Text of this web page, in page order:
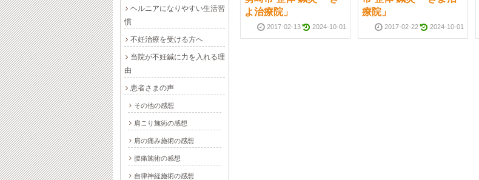
2016-01-22 2024-10-01 2016-01-29 2024-10-01
よ治療院」
2017-02-13 2024-10-01
療院」
2017-02-22 2024-10-01
伊勢崎市 自律神経の
簡単セルフケア
2017-01-16 2024-10-01
女性と肩こり｜伊勢崎
市 整体 鍼灸 「きよ治
療院」
2017-02-20 2024-10-01
ヘルニアになりやすい生活習
慣
不妊治療を受ける方へ
当院が不妊鍼に力を入れる理
由
患者さまの声
その他の感想
肩こり施術の感想
肩の痛み施術の感想
腰痛施術の感想
自律神経施術の感想